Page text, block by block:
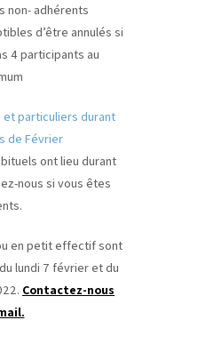
non- adhérents
d’être annulés si
4 participants au
particuliers durant
de Février
ont lieu durant
nous si vous êtes
en petit effectif sont
lundi 7 février et du
Contactez-nous